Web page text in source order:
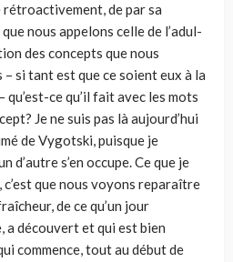
de par sa
nous appelons celle de l’adul­
des concepts que nous
si tant est que ce soient eux à la
ce qu’il fait avec les mots
Je ne suis pas là aujourd’hui
de Vygotski, puisque je
d’autre s’en occupe. Ce que je
c’est que nous voyons reparaître
de ce qu’un jour
a découvert et qui est bien
commence, tout au début de